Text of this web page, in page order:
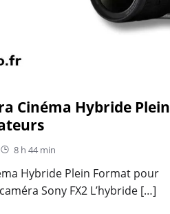
Cinéma Hybride Plein
8 h 44 min
Hybride Plein Format pour
Sony FX2 L’hybride […]